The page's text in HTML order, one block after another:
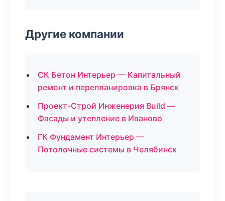
Другие компании
СК Бетон Интерьер — Капитальный
ремонт и перепланировка в Брянск
Проект-Строй Инженерия Build —
Фасады и утепление в Иваново
ГК Фундамент Интерьер —
Потолочные системы в Челябинск